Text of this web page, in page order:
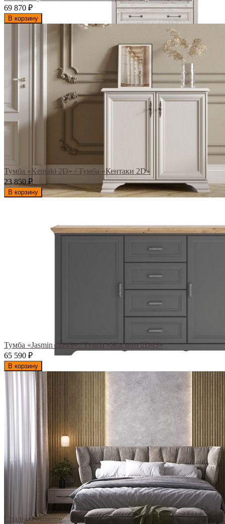
69 870 ₽
В корзину
Тумба «Kentaki 2D» / Тумба «Кентаки 2D»
23 850₽
В корзину
Тумба «Jasmin 2D4S» / Тумба «Жасмин 2D4S»
65 590 ₽
В корзину
Спальня «Шато»